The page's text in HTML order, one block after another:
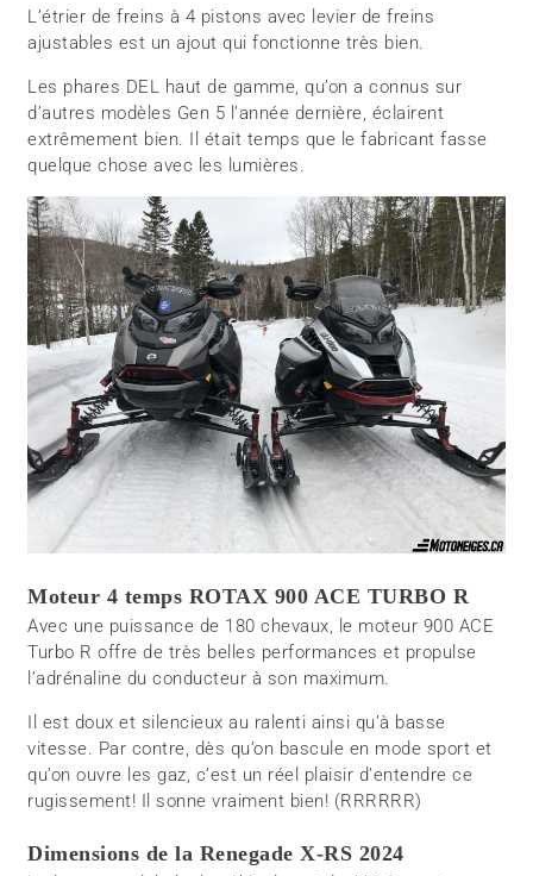
L’étrier de freins à 4 pistons avec levier de freins
ajustables est un ajout qui fonctionne très bien.
Les phares DEL haut de gamme, qu’on a connus sur
d’autres modèles Gen 5 l’année dernière, éclairent
extrêmement bien. Il était temps que le fabricant fasse
quelque chose avec les lumières.
Moteur 4 temps ROTAX 900 ACE TURBO R
Avec une puissance de 180 chevaux, le moteur 900 ACE
Turbo R offre de très belles performances et propulse
l’adrénaline du conducteur à son maximum.
Il est doux et silencieux au ralenti ainsi qu’à basse
vitesse. Par contre, dès qu’on bascule en mode sport et
qu’on ouvre les gaz, c’est un réel plaisir d’entendre ce
rugissement! Il sonne vraiment bien! (RRRRRR)
Dimensions de la Renegade X-RS 2024